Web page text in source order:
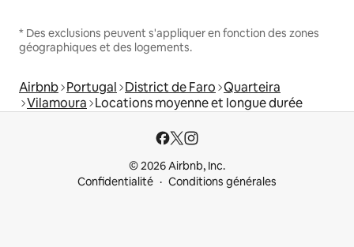
* Des exclusions peuvent s'appliquer en fonction des zones
géographiques et des logements.
Airbnb Portugal District de Faro Quarteira
Vilamoura Locations moyenne et longue durée
© 2026 Airbnb, Inc.
Confidentialité
Conditions générales